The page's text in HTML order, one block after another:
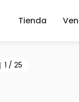
Tienda
1 / 25